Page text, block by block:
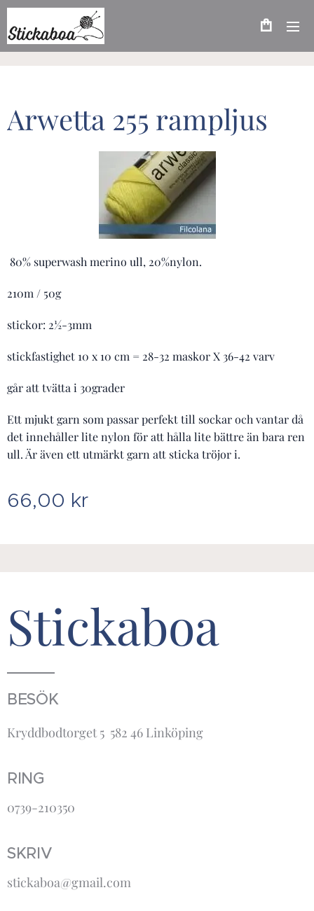
Arwetta 255 rampljus
80% superwash merino ull, 20%nylon.
210m / 50g
stickor: 2½-3mm
stickfastighet 10 x 10 cm = 28-32 maskor X 36-42 varv
går att tvätta i 30grader
Ett mjukt garn som passar perfekt till sockar och vantar då
det innehåller lite nylon för att hålla lite bättre än bara ren
ull. Är även ett utmärkt garn att sticka tröjor i.
66,00 kr
Stickaboa
BESÖK
Kryddbodtorget 5 582 46 Linköping
RING
0739-210350
SKRIV
stickaboa@gmail.com